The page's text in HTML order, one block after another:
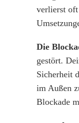
verlierst oft
Die
gestört.
Sicherheit
im Außen
Blockade